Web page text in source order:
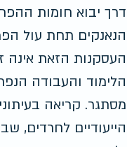
דרך יבוא חומות
הנאנקים תחת עול
העסקנות הזאת
הלימוד והעבודה
מסתגר. קריאה
הייעודיים לחרדים,